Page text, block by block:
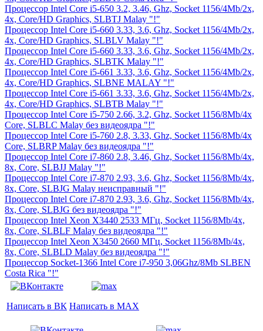
Процессор Intel Core i5-650 3.2, 3.46, Ghz, Socket 1156/4Mb/2x,
4x, Core/HD Graphics, SLBTJ Malay "!"
Процессор Intel Core i5-660 3.33, 3.6, Ghz, Socket 1156/4Mb/2x,
4x, Core/HD Graphics, SLBLV Malay "!"
Процессор Intel Core i5-660 3.33, 3.6, Ghz, Socket 1156/4Mb/2x,
4x, Core/HD Graphics, SLBTK Malay "!"
Процессор Intel Core i5-661 3.33, 3.6, Ghz, Socket 1156/4Mb/2x,
4x, Core/HD Graphics, SLBNE MALAY "!"
Процессор Intel Core i5-661 3.33, 3.6, Ghz, Socket 1156/4Mb/2x,
4x, Core/HD Graphics, SLBTB Malay "!"
Процессор Intel Core i5-750 2.66, 3.2, Ghz, Socket 1156/8Mb/4x
Core, SLBLC Malay без видеоядра "!"
Процессор Intel Core i5-760 2.8, 3.33, Ghz, Socket 1156/8Mb/4x
Core, SLBRP Malay без видеоядра "!"
Процессор Intel Core i7-860 2.8, 3.46, Ghz, Socket 1156/8Mb/4x,
8x, Core, SLBJJ Malay "!"
Процессор Intel Core i7-870 2.93, 3.6, Ghz, Socket 1156/8Mb/4x,
8x, Core, SLBJG Malay неисправный "!"
Процессор Intel Core i7-870 2.93, 3.6, Ghz, Socket 1156/8Mb/4x,
8x, Core, SLBJG без видеоядра "!"
Процессор Intel Xeon X3440 2533 МГц, Socket 1156/8Mb/4x,
8x, Core, SLBLF Malay без видеоядра "!"
Процессор Intel Xeon X3450 2660 МГц, Socket 1156/8Mb/4x,
8x, Core, SLBLD Malay без видеоядра "!"
Процессор Socket-1366 Intel Core i7-950 3,06Ghz/8Mb SLBEN
Costa Rica "!"
Написать в ВК Написать в MAX